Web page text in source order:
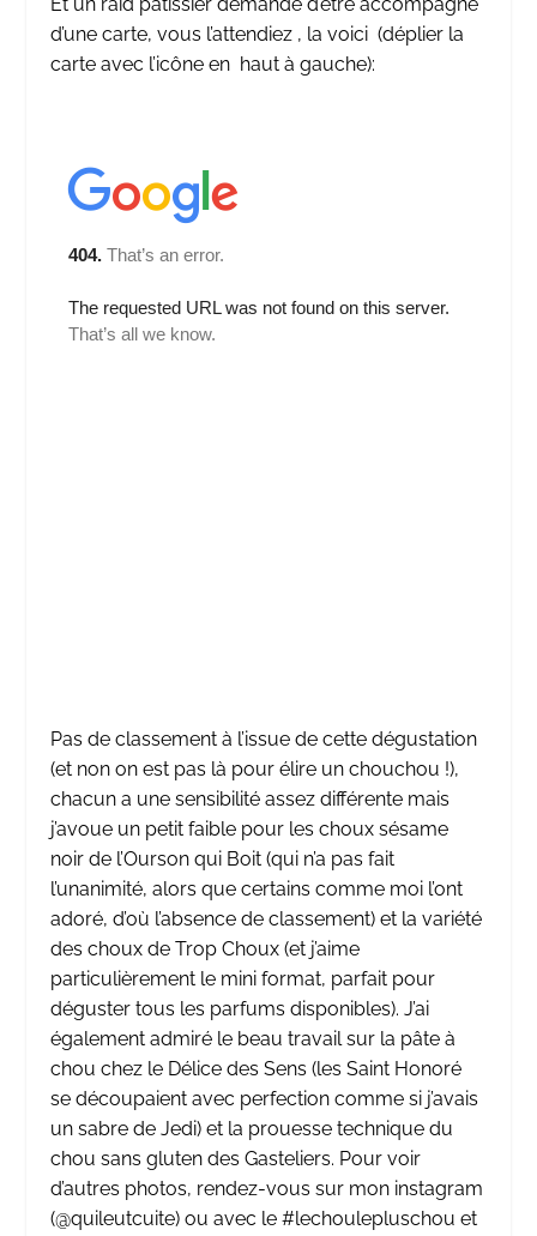
d’une carte, vous l’attendiez , la voici (déplier la
carte avec l’icône en haut à gauche):
Pas de classement à l’issue de cette dégustation
(et non on est pas là pour élire un chouchou !),
chacun a une sensibilité assez différente mais
j’avoue un petit faible pour les choux sésame
noir de l’Ourson qui Boit (qui n’a pas fait
l’unanimité, alors que certains comme moi l’ont
adoré, d’où l’absence de classement) et la variété
des choux de Trop Choux (et j’aime
particulièrement le mini format, parfait pour
déguster tous les parfums disponibles). J’ai
également admiré le beau travail sur la pâte à
chou chez le Délice des Sens (les Saint Honoré
se découpaient avec perfection comme si j’avais
un sabre de Jedi) et la prouesse technique du
chou sans gluten des Gasteliers. Pour voir
d’autres photos, rendez-vous sur mon instagram
(@quileutcuite) ou avec le #lechoulepluschou et